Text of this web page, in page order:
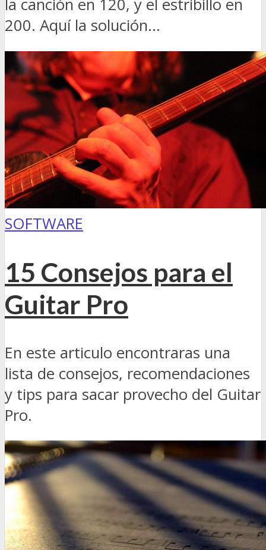
la canción en 120, y el estribillo en
200. Aquí la solución…
SOFTWARE
15 Consejos para el
Guitar Pro
En este articulo encontraras una
lista de consejos, recomendaciones
y tips para sacar provecho del Guitar
Pro.